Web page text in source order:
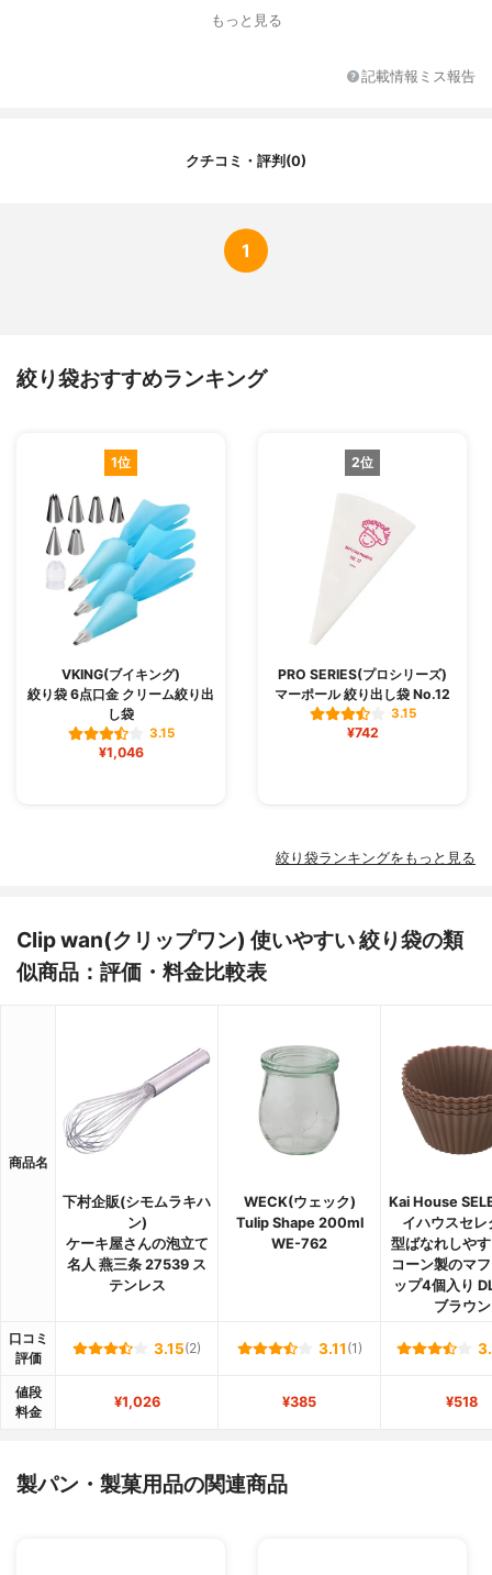
不可（使い捨て100枚入り）
もっと見る
記載情報ミス報告
クチコミ・評判(0)
1
絞り袋おすすめランキング
1位
VKING(ブイキング)
絞り袋 6点口金 クリーム絞り出
し袋
3.15
¥1,046
2位
PRO SERIES(プロシリーズ)
マーポール 絞り出し袋 No.12
3.15
¥742
絞り袋ランキングをもっと見る
Clip wan(クリップワン) 使いやすい 絞り袋の類
似商品：評価・料金比較表
商品名
下村企販(シモムラキハ
ン)
ケーキ屋さんの泡立て
名人 燕三条 27539 ス
テンレス
WECK(ウェック)
Tulip Shape 200ml
WE-762
Kai House
イハウスセレ
型ばなれしや
コーン製のマ
ップ4個入り
ブラウン
口コミ
評価
3.15(2) 3.11 (1)
値段
料金
¥1,026 ¥385 ¥518
製パン・製菓用品の関連商品